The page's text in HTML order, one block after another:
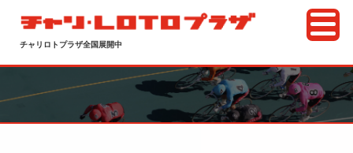
チャリロトプラザ全国展開中